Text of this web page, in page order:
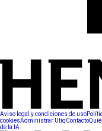
Aviso legal y condiciones de uso
cookiesAdministrar UtiqContacto
de la IA